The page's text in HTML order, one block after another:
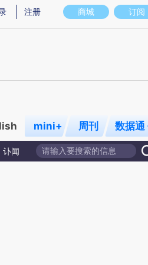
意图存在偏差。不代表财新观点和立场。推
商城 订阅
注册
mini+ 周刊 数据通
讣闻